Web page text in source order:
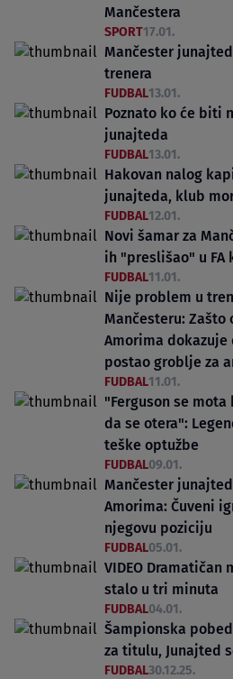
Mančestera
SPORT17.01.
Mančester
trenera
FUDBAL13.01.
Poznato ko će biti
junajteda
FUDBAL13.01.
Hakovan nalog
junajteda, klub
FUDBAL12.01.
Novi šamar za
ih "preslišao" u FA
FUDBAL11.01.
Nije problem u
Mančesteru: Zašto
Amorima
postao groblje za
FUDBAL11.01.
"Ferguson se
da se otera":
teške optužbe
FUDBAL09.01.
Mančester
Amorima: Čuveni
njegovu poziciju
FUDBAL05.01.
VIDEO Dramatičan
stalo u tri minuta
FUDBAL04.01.
Šampionska
za titulu, Junajted
FUDBAL30.12.25.